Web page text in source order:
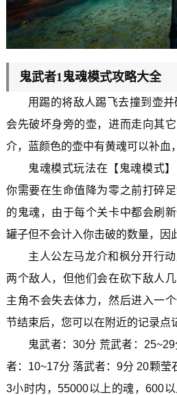
鬼武者1鬼魂模式攻略大全
用踢的将敌人踢飞去撞到壶
会先破坏身旁的壶，进而走向其
介，蓝颜色的壶中有黄魂可以补血
鬼魂模式玩法在【鬼魂模式
你需要在生命值降为零之前打碎
的鬼魂，由于每个关卡中都会刷
罐子但不会计入你击破的数量，因
主人公左马龙介和枫分开行
两个敌人，但他们会在砍下敌人
主角不会失去体力，然后进入一
节结束后，您可以在附近的记录点
鬼武者：30分 荒武者：
者：10~17分 落武者：9分 20颗莹
3小时内，55000以上的魂，600